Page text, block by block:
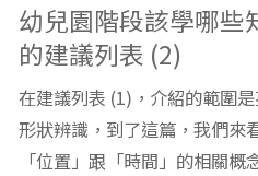
幼兒園階段該學哪些
的建議列表 (2)
在建議列表 (1)，介紹的範圍
形狀辨識，到了這篇，我們來
「位置」跟「時間」的相關